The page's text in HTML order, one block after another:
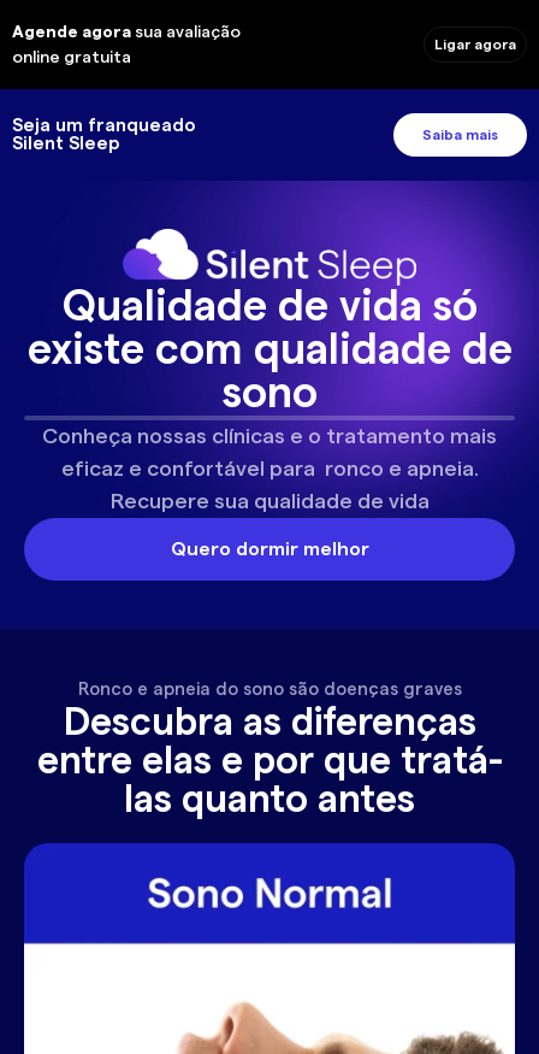
Agende agora sua avaliação
online gratuita
Ligar agora
Seja um franqueado
Silent Sleep
Saiba mais
Qualidade de vida só
existe com qualidade de
sono
Conheça nossas clínicas e o tratamento mais
eficaz e confortável para ronco e apneia.
Recupere sua qualidade de vida
Quero dormir melhor
Ronco e apneia do sono são doenças graves
Descubra as diferenças
entre elas e por que tratá-
las quanto antes